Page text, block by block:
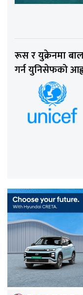
रूस र युक्रेनमा
गर्न युनिसेफको